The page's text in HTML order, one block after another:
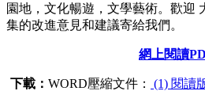
園地，文化暢遊，文學藝術。歡迎
集的改進意見和建議寄給我們。
網上閱讀
下載： WORD壓縮文件： (1) 閱讀